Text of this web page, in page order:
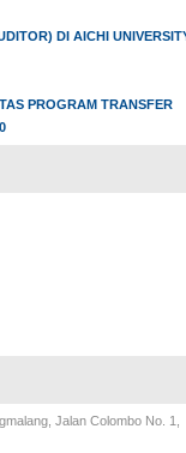
DI AICHI
PROGRAM TRANSFER
Jalan Colombo No. 1,